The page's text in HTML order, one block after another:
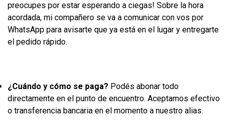
preocupes por estar esperando a ciegas! Sobre la hora
acordada, mi compañero se va a comunicar con vos por
WhatsApp para avisarte que ya está en el lugar y entregarte
el pedido rápido.
¿Cuándo y cómo se paga? Podés abonar todo
directamente en el punto de encuentro. Aceptamos efectivo
o transferencia bancaria en el momento a nuestro alias.